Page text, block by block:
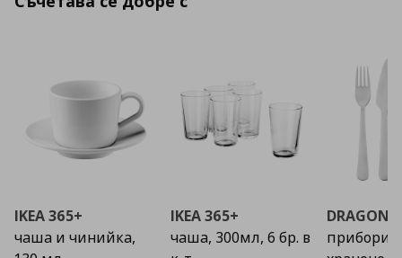
IKEA 365+
чаша и чинийка,
IKEA 365+
чаша, 300мл, 6 бр. в
DRAGON
прибори